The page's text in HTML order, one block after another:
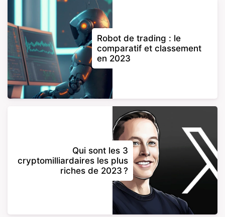
Robot de trading : le
comparatif et classement
en 2023
Qui sont les 3
cryptomilliardaires les plus
riches de 2023 ?